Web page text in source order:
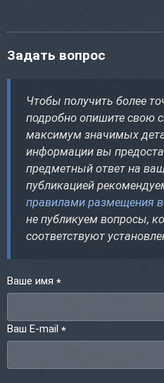
Задать вопрос
Чтобы получить более
подробно опишите свою
максимум значимых
информации вы
предметный ответ на
публикацией
правилами размещения
не публикуем вопросы,
соответствуют
Ваше имя *
Ваш E-mail *